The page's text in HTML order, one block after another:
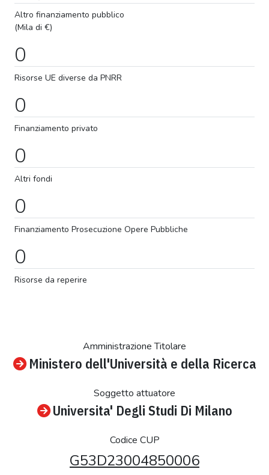
Altro finanziamento pubblico
(Mila di €)
0
Risorse UE diverse da PNRR
0
Finanziamento privato
0
Altri fondi
0
Finanziamento Prosecuzione Opere Pubbliche
0
Risorse da reperire
Amministrazione Titolare
Ministero dell'Università e della Ricerca
Soggetto attuatore
Universita' Degli Studi Di Milano
Codice CUP
G53D23004850006